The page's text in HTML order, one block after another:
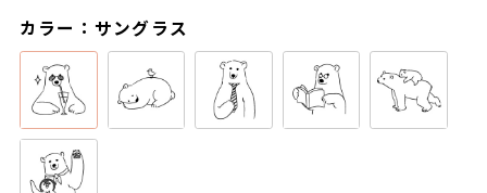
カラー：サングラス